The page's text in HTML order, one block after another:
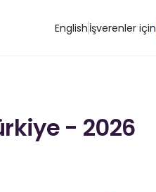
English İşverenler için
- 2026